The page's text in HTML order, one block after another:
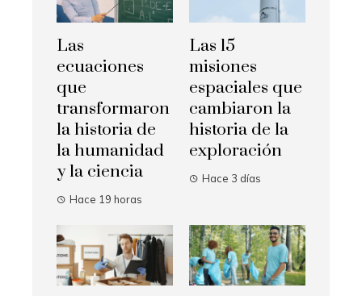
Las
ecuaciones
que
transformaron
la historia de
la humanidad
y la ciencia
Hace 19 horas
Las 15
misiones
espaciales que
cambiaron la
historia de la
exploración
Hace 3 días